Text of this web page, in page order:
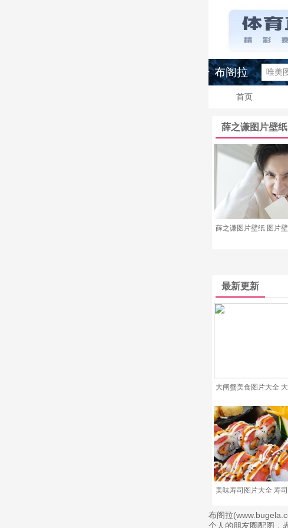
布阁拉
首页
薛之谦图片壁纸
薛之谦图片壁纸 图片
最新更新
大闸蟹美食图片大全 大
美味寿司图片大全 寿司
布阁拉
个人的朋友圈配图，